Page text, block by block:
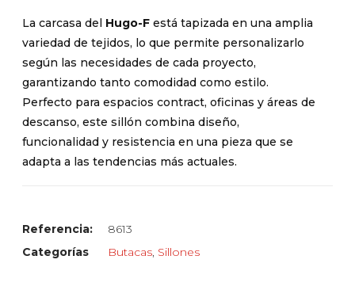
La carcasa del Hugo-Festá tapizada en una amplia
variedad de tejidos, lo que permite personalizarlo
según las necesidades de cada proyecto,
garantizando tanto comodidad como estilo.
Perfecto para espacios contract, oficinas y áreas de
descanso, este sillón combina diseño,
funcionalidad y resistencia en una pieza que se
adapta a las tendencias más actuales.
Referencia:
8613
Categorías
Butacas, Sillones